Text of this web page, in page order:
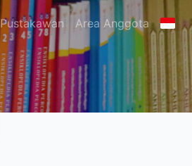
Pustakawan Area Anggota